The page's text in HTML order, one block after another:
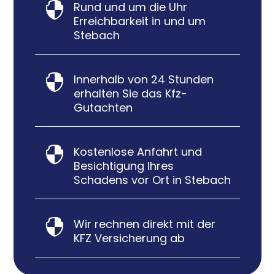

Rund und um die Uhr
Erreichbarkeit in und um
Stebach

Innerhalb von 24 Stunden
erhalten Sie das Kfz-
Gutachten

Kostenlose Anfahrt und
Besichtigung Ihres
Schadens vor Ort in Stebach

Wir rechnen direkt mit der
KFZ Versicherung ab